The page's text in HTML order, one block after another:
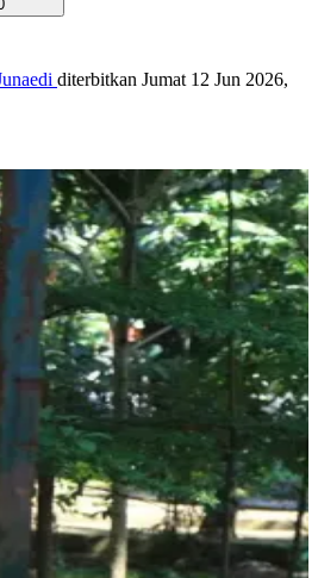
diterbitkan Jumat 12 Jun 2026,